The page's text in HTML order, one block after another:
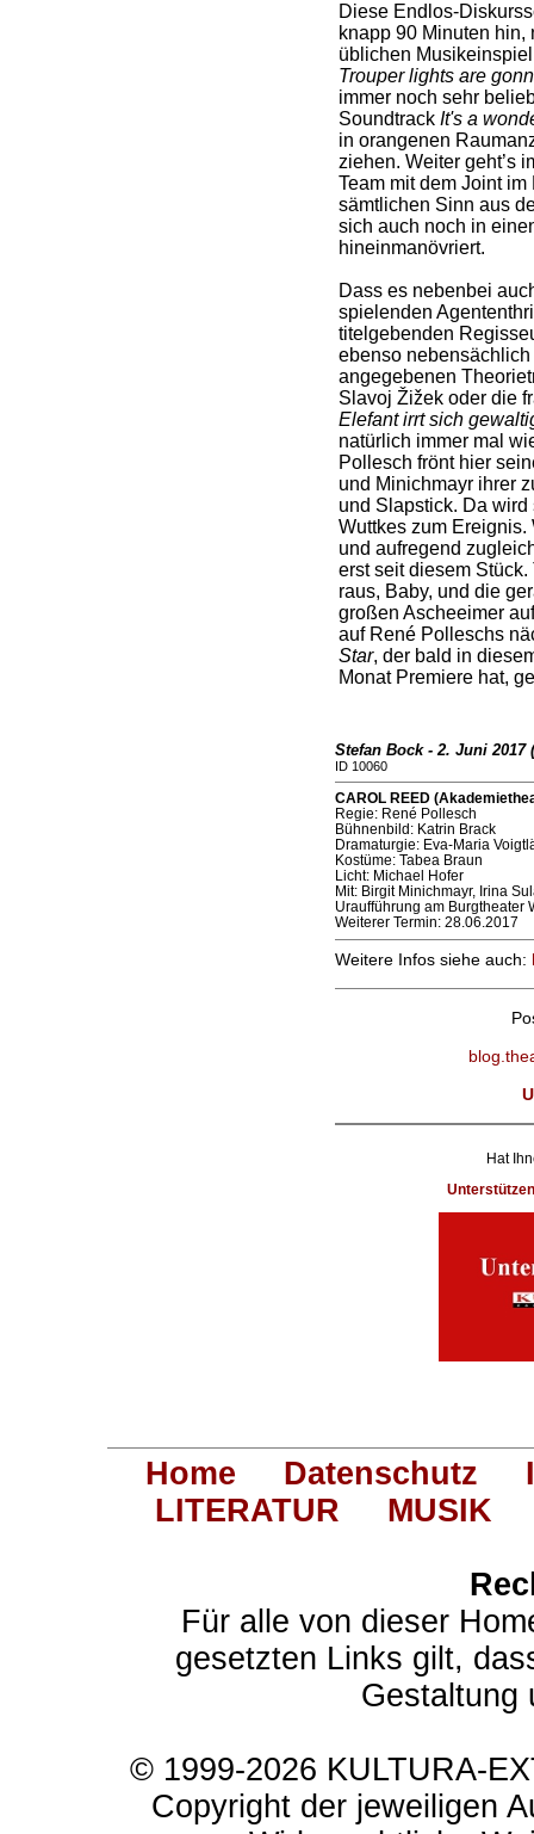
Diese Endlos-
knapp 90 Minuten hin,
üblichen
Trouper lights are
immer noch sehr
Soundtrack It's a
in orangenen
ziehen. Weiter geht’s
Team mit dem Joint
sämtlichen Sinn aus
sich auch noch in
hineinmanövriert.
Dass es nebenbei
spielenden
titelgebenden
ebenso
angegebenen
Slavoj Žižek oder die
Elefant irrt sich
natürlich immer mal
Pollesch frönt hier
und Minichmayr ihrer
und Slapstick. Da
Wuttkes zum
und aufregend
erst seit diesem
raus, Baby, und die
großen Ascheeimer
auf René Polleschs
Star, der bald in
Monat Premiere hat,
Stefan Bock - 2. Juni 2017
ID 10060
CAROL REED
Regie: René Pollesch
Bühnenbild: Katrin Brack
Dramaturgie: Eva-Maria
Kostüme: Tabea Braun
Licht: Michael Hofer
Mit: Birgit Minichmayr, Irina
Uraufführung am Burgtheater
Weiterer Termin: 28.06.2017
Weitere Infos siehe auch:
Hat
Home Datenschutz
LITERATUR
MUSIK
Für alle von dieser
gesetzten Links gilt,
Gestaltung
© 1999-2026 KULTURA-
Copyright der jeweiligen